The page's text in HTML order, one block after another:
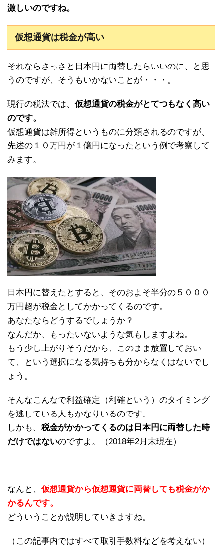
激しいのですね。
仮想通貨は税金が高い
それならさっさと日本円に両替したらいいのに、と思
うのですが、そうもいかないことが・・・。
現行の税法では、仮想通貨の税金がとてつもなく高い
のです。
仮想通貨は雑所得というものに分類されるのですが、
先述の１０万円が１億円になったという例で考察して
みます。
日本円に替えたとすると、そのおよそ半分の５０００
万円超が税金としてかかってくるのです。
あなたならどうするでしょうか？
なんだか、もったいないような気もしますよね。
もう少し上がりそうだから、このまま放置しておい
て、という選択になる気持ちも分からなくはないでし
ょう。
そんなこんなで利益確定（利確という）のタイミング
を逃している人もかなりいるのです。
しかも、 税金がかかってくるのは日本円に両替した時
だけではないのですよ。（2018年2月末現在）
なんと、仮想通貨から仮想通貨に両替しても税金がか
かるんです。
どういうことか説明していきますね。
（この記事内ではすべて取引手数料などを考えない）